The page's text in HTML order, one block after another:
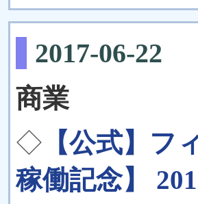
2017-06-22
商業
◇ 【公式】フ
稼働記念】